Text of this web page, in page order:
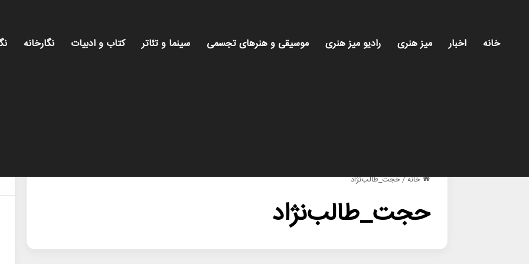
خانه اخبار میز هنری رادیو میز هنری موسیقی و هنرهای تجسمی سینما و تئاتر کتاب و ادبیات نگارخانه
خانه/حجت_طالب‌نژاد
حجت_طالب‌نژاد